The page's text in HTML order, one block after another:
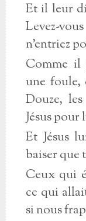
Et il leur
Levez-
n'entriez
Comme il
une foule,
Douze,
Jésus
Et Jésus
baiser que
Ceux qui
ce qui
si nous